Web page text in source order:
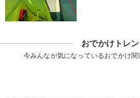
おでかけトレ
今みんなが気になっているおでかけ関